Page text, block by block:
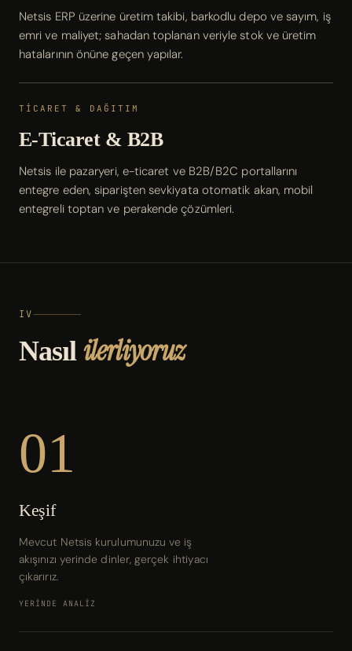
Netsis ERP üzerine üretim takibi, barkodlu depo ve sayım, iş
emri ve maliyet; sahadan toplanan veriyle stok ve üretim
hatalarının önüne geçen yapılar.
TİCARET & DAĞITIM
E-Ticaret & B2B
Netsis ile pazaryeri, e-ticaret ve B2B/B2C portallarını
entegre eden, siparişten sevkiyata otomatik akan, mobil
entegreli toptan ve perakende çözümleri.
IV
Nasıl ilerliyoruz
01
Keşif
Mevcut Netsis kurulumunuzu ve iş
akışınızı yerinde dinler, gerçek ihtiyacı
çıkarırız.
YERİNDE ANALİZ